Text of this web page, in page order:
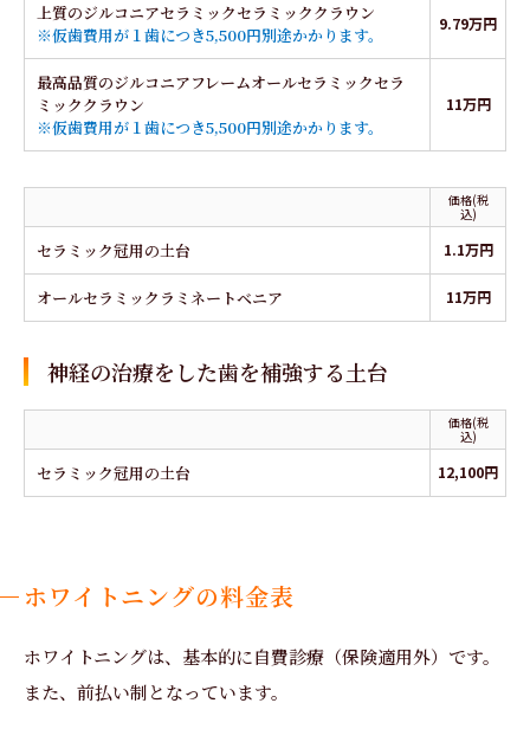
上質のジルコニアセラミックセラミッククラウン
※仮歯費用が１歯につき5,500円別途かかります。
9.79万円
最高品質のジルコニアフレームオールセラミックセラ
ミッククラウン
※仮歯費用が１歯につき5,500円別途かかります。
11万円
価格(税
込)
セラミック冠用の土台 1.1万円
オールセラミックラミネートベニア 11万円
神経の治療をした歯を補強する土台
価格(税
込)
セラミック冠用の土台 12,100円
ホワイトニングの料金表
ホワイトニングは、基本的に自費診療（保険適用外）です。
また、前払い制となっています。